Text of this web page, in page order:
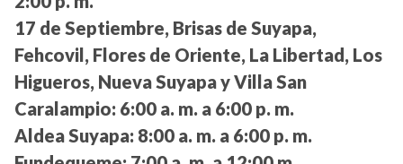
17 de Septiembre, Brisas de Suyapa,
Fehcovil, Flores de Oriente, La Libertad, Los
Higueros, Nueva Suyapa y Villa San
Caralampio: 6:00 a. m. a 6:00 p. m.
Aldea Suyapa: 8:00 a. m. a 6:00 p. m.